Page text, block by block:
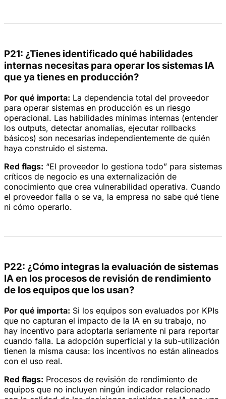
P21: ¿Tienes identificado qué habilidades
internas necesitas para operar los sistemas IA
que ya tienes en producción?
Por qué importa: La dependencia total del proveedor
para operar sistemas en producción es un riesgo
operacional. Las habilidades mínimas internas (entender
los outputs, detectar anomalías, ejecutar rollbacks
básicos) son necesarias independientemente de quién
haya construido el sistema.
Red flags: “El proveedor lo gestiona todo” para sistemas
críticos de negocio es una externalización de
conocimiento que crea vulnerabilidad operativa. Cuando
el proveedor falla o se va, la empresa no sabe qué tiene
ni cómo operarlo.
P22: ¿Cómo integras la evaluación de sistemas
IA en los procesos de revisión de rendimiento
de los equipos que los usan?
Por qué importa: Si los equipos son evaluados por KPIs
que no capturan el impacto de la IA en su trabajo, no
hay incentivo para adoptarla seriamente ni para reportar
cuando falla. La adopción superficial y la sub-utilización
tienen la misma causa: los incentivos no están alineados
con el uso real.
Red flags: Procesos de revisión de rendimiento de
equipos que no incluyen ningún indicador relacionado